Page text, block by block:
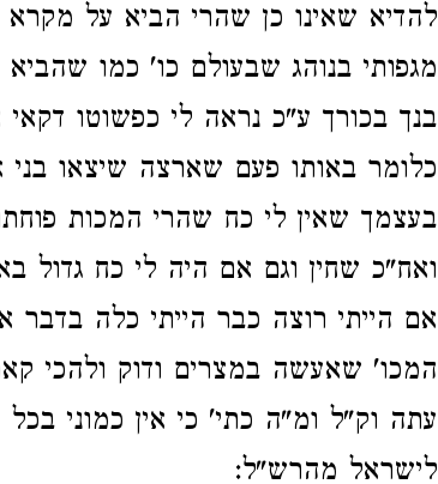
להדיא שאינו כן שהרי הביא על
מגפותי בנוהג שבעולם כו' כמו
בנך בכורך ע"כ נראה לי כפשוטו
כלומר באותו פעם שארצה שיצאו
בעצמך שאין לי כח שהרי המכות
ואח"כ שחין וגם אם היה לי כח גדול
אם הייתי רוצה כבר הייתי כלה
המכו' שאעשה במצרים ודוק ולהכי
עתה וק"ל ומ"ה כתי' כי אין כמוני
לישראל מהרש"ל: